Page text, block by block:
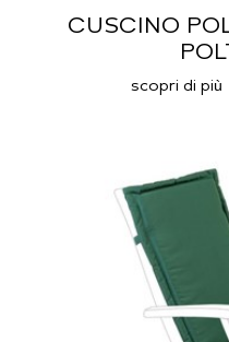
CUSCINO
scopri di più